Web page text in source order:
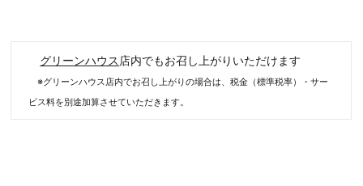
グリーンハウス 店内でもお召し上がりいただけます
※グリーンハウス店内でお召し上がりの場合は、税金（標準税率）・サー
ビス料を別途加算させていただきます。